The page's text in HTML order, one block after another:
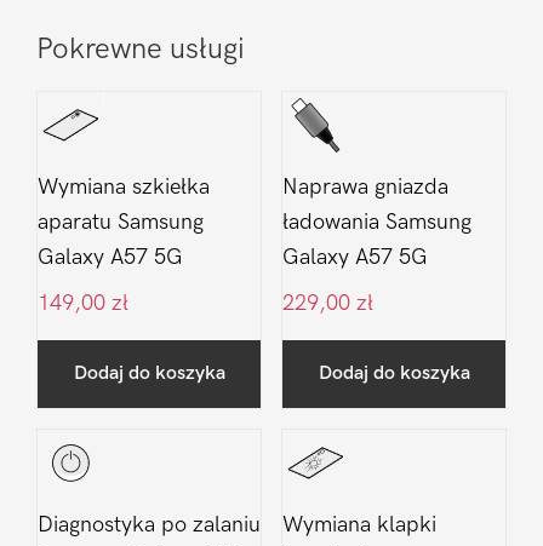
Pokrewne usługi
Wymiana szkiełka
aparatu Samsung
Galaxy A57 5G
149,00 zł
Dodaj do koszyka
Naprawa gniazda
ładowania Samsung
Galaxy A57 5G
229,00 zł
Dodaj do koszyka
Diagnostyka po zalaniu
Wymiana klapki